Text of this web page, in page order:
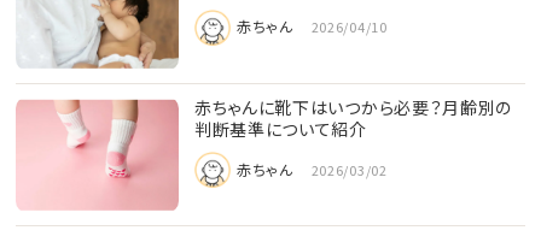
赤ちゃん 2026/04/10
赤ちゃんに靴下はいつから必要？月齢別の
判断基準について紹介
赤ちゃん 2026/03/02